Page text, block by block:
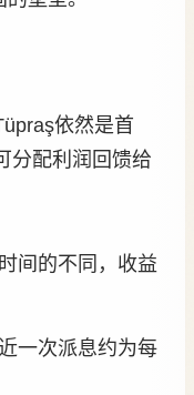
依然是首
分配利润回馈给
间的不同，收益
一次派息约为每